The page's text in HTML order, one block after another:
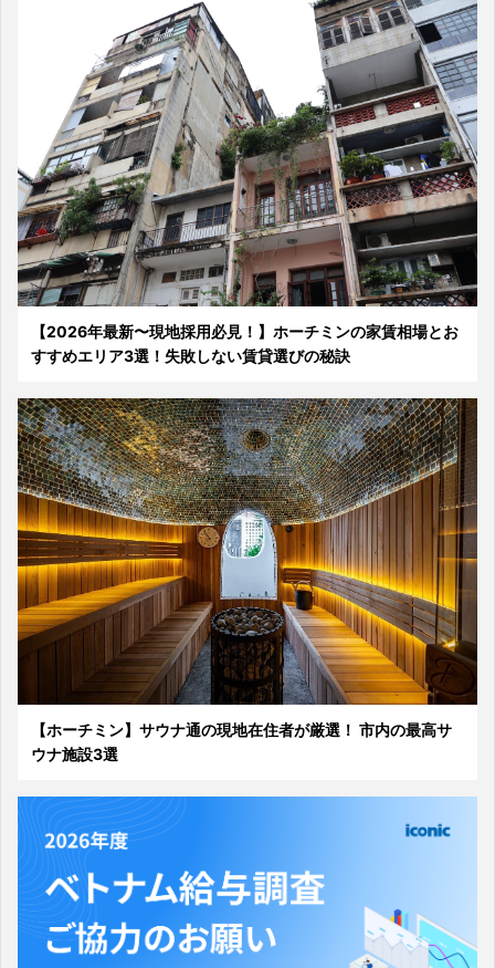
【2026年最新〜現地採用必見！】ホーチミンの家賃相場とお
すすめエリア3選！失敗しない賃貸選びの秘訣
【ホーチミン】サウナ通の現地在住者が厳選！ 市内の最高サ
ウナ施設3選